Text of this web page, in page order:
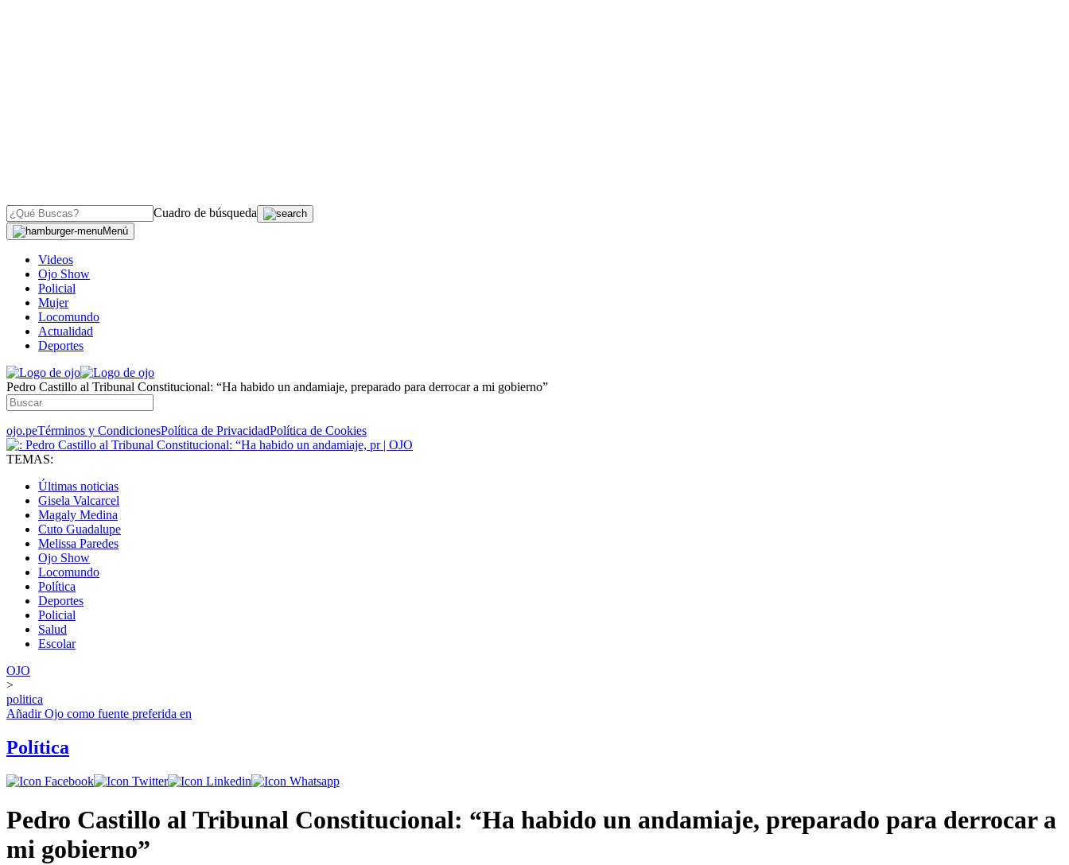
Cuadro de búsqueda
Menú
Videos
Ojo Show
Policial
Mujer
Locomundo
Actualidad
Deportes
Pedro Castillo al Tribunal Constitucional: “Ha habido un andamiaje, preparado para derrocar a mi gobierno”
ojo.peTérminos y CondicionesPolítica de PrivacidadPolítica de Cookies
TEMAS:
Últimas noticias
Gisela Valcarcel
Magaly Medina
Cuto Guadalupe
Melissa Paredes
Ojo Show
Locomundo
Política
Deportes
Policial
Salud
Escolar
OJO
>
politica
AñadirOjo como fuente preferida en
Política
Pedro Castillo al Tribunal Constitucional: “Ha habido un andamiaje, preparado para derrocar a
mi gobierno”